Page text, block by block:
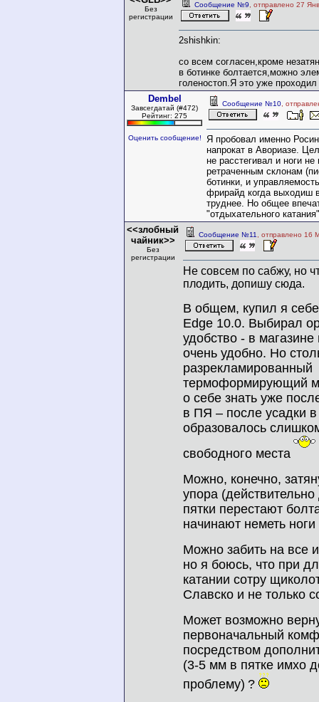
Без
регистрации
Сообщение №9 , отправлено 27
2shishkin:
со всем согласен,кроме
в ботинке болтается,можно
голеностоп.Я это уже проходил
Dembel
Завсегдатай (#472)
Рейтинг: 275
Оценить сообщение!
Сообщение №10 ,
Я пробовал именно
напрокат в Авориазе.
не расстегивал и ноги
ретраченным склонам
ботинки, и
фрирайд когда выходиш
труднее. Но общее
"отдыхательного
<<злобный
чайник>>
Без
регистрации
Сообщение №11 , отправлено 16
Не совсем по сабжу, но
плодить, допишу сюда.
В общем, купил я
Edge 10.0. Выбирал
удобство - в
очень удобно. Но
разрекламированный
термоформирующий
о себе знать уже
в ПЯ – после усадки в
образовалось
свободного места
Можно, конечно,
упора
пятки перестают
начинают неметь ноги
Можно забить на все
но я боюсь, что при
катании сотру
Славско и не только
Может возможно
первоначальный
посредством
(3-5 мм в пятке имхо
проблему) ?